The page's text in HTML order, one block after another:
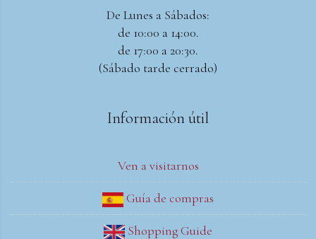
De Lunes a Sábados:
de 10:00 a 14:00.
de 17:00 a 20:30.
(Sábado tarde cerrado)
Información útil
Ven a visitarnos
Guía de compras
Shopping Guide